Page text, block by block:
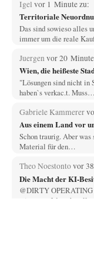
Igel vor 1 Minute zu:
Territoriale
Das sind sowieso alles
immer um die reale
Juergen vor 20
Wien, die heißeste
"Lösungen sind nicht in
haben`s verkac.t. Muss…
Gabriele Kammerer
Aus einem Land vor
Schon traurig. Aber
Material für den…
Theo Noestontovor
Die Macht der KI-
@DIRTY
wir uns auf den